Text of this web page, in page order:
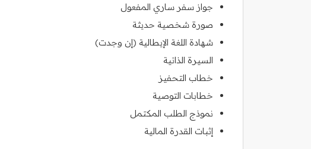
جواز سفر ساري المفعول
صورة شخصية حديثة
شهادة اللغة الإيطالية (إن وجدت)
السيرة الذاتية
خطاب التحفيز
خطابات التوصية
نموذج الطلب المكتمل
إثبات القدرة المالية